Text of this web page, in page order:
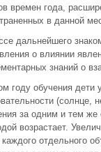
времен года,
в данной
дальнейшего
о влиянии
знаний о
году обучения
(солнце,
за одним и тем же
возрастает.
отдельного